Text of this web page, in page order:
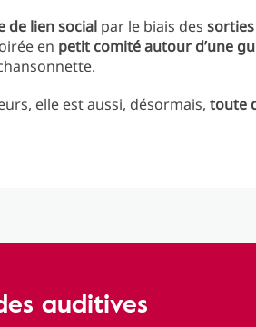
de lien social par le biais des
en petit comité autour d’une
elle est aussi, désormais, toute
auditives